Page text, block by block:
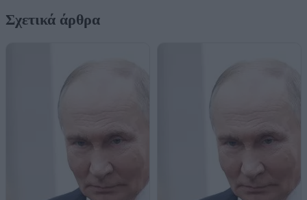
Σχετικά άρθρα